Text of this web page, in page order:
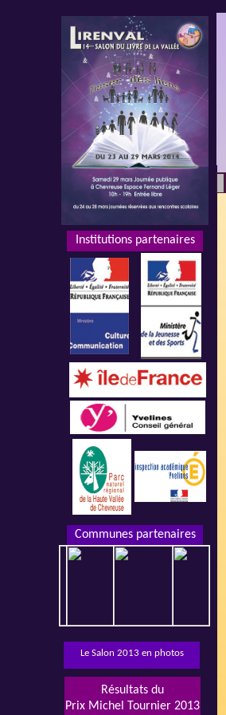
Institutions partenaires
Communes partenaires
Institutions partenaires
Résultats du
Prix Michel Tournier 2013
Le Salon 2013 en photos